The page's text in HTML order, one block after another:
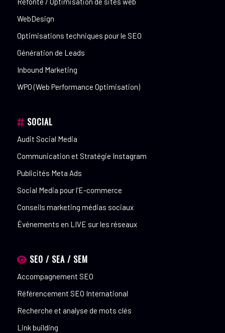
WebDesign
Optimisations techniques pour le SEO
Génération de Leads
Inbound Marketing
WPO (Web Performance Optimisation)
SOCIAL
Audit Social Media
Communication et Stratégie Instagram
Publicités Meta Ads
Social Media pour l’E-commerce
Conseils marketing médias sociaux
Événements en LIVE sur les réseaux
SEO / SEA / SEM
Accompagnement SEO
Référencement SEO International
Recherche et analyse de mots clés
Link building